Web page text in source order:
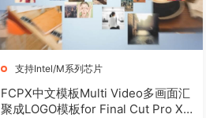
支持Intel/M系列芯片
FCPX中文模板Multi Video多画面汇
聚成LOGO模板for Final Cut Pro X +